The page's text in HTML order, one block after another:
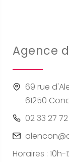
Agence
69 rue
61250
02 33 27
Horaires : 10h-